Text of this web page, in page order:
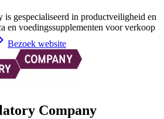
is gespecialiseerd in productveiligheid en
en voedingssupplementen voor verkoop
Bezoek website
Company